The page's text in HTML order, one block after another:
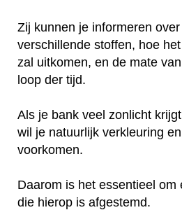
Zij kunnen je informeren
verschillende stoffen, hoe
zal uitkomen, en de mate
loop der tijd.
Als je bank veel zonlicht
wil je natuurlijk verkleuring
voorkomen.
Daarom is het essentieel om
die hierop is afgestemd.